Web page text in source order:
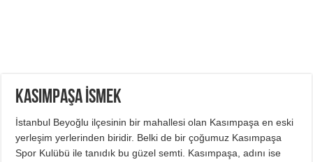
Kasımpaşa İSMEK
İstanbul Beyoğlu ilçesinin bir mahallesi olan Kasımpaşa en eski
yerleşim yerlerinden biridir. Belki de bir çoğumuz Kasımpaşa
Spor Kulübü ile tanıdık bu güzel semti. Kasımpaşa, adını ise